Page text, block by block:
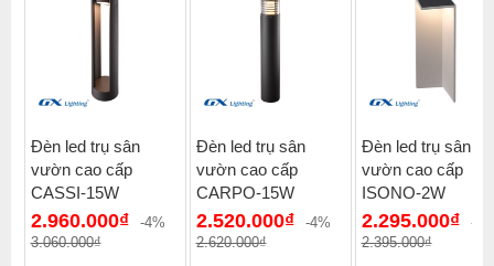
Xem thêm:
Đèn led sân vườn sân vườn
Đèn led sân vườn cosmos
Đèn led trụ sân
vườn cao cấp
CASSI-15W
2.960.000₫
-4%
3.060.000₫
Đèn led trụ sân
vườn cao cấp
CARPO-15W
2.520.000₫
-4%
2.620.000₫
Đèn led trụ sân
vườn cao cấp
ISONO-2W
2.295.000₫
-
2.395.000₫